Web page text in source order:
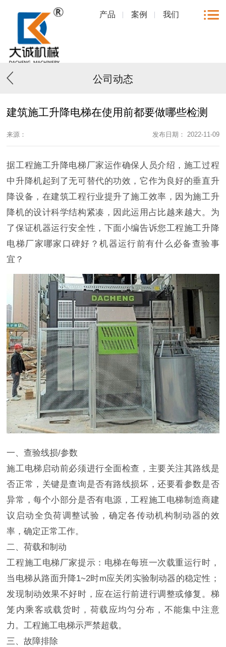
产品 案例 我们
公司动态
建筑施工升降电梯在使用前都要做哪些检测
来源： 发布日期： 2022-11-09
据工程施工升降电梯厂家运作确保人员介绍，施工过程
中升降机起到了无可替代的功效，它作为良好的垂直升
降设备，在建筑工程行业提升了施工效率，因为施工升
降机的设计科学结构紧凑，因此运用占比越来越大。为
了保证机器运行安全性，下面小编告诉您工程施工升降
电梯厂家哪家口碑好？机器运行前有什么必备查验事
宜？
一、查验线损/参数
施工电梯启动前必须进行全面检查，主要关注其路线是
否正常，关键是查询是否有路线损坏，还要看参数是否
异常，每个小部分是否有电源，工程施工电梯制造商建
议启动全负荷调整试验，确定各传动机构制动器的效
率，确定正常工作。
二、荷载和制动
工程施工电梯厂家提示：电梯在每班一次载重运行时，
当电梯从路面升降1~2时m应关闭实验制动器的稳定性；
发现制动效果不好时，应在运行前进行调整或修复。梯
笼内乘客或载货时，荷载应均匀分布，不能集中注意
力。工程施工电梯示严禁超载。
三、故障排除